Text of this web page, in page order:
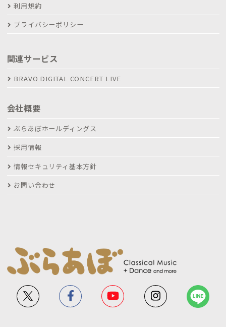
利用規約
プライバシーポリシー
関連サービス
BRAVO DIGITAL CONCERT LIVE
会社概要
ぶらあぼホールディングス
採用情報
情報セキュリティ基本方針
お問い合わせ